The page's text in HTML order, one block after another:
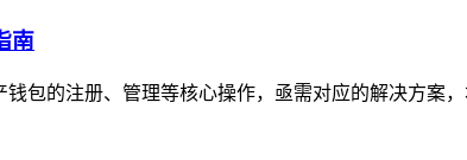
南
包的注册、管理等核心操作，亟需对应的解决方案